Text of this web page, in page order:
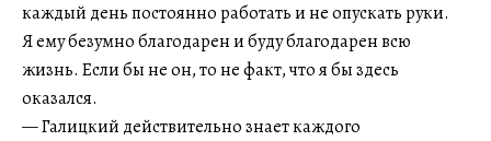
каждый день постоянно работать и не опускать руки.
Я ему безумно благодарен и буду благодарен всю
жизнь. Если бы не он, то не факт, что я бы здесь
оказался.
— Галицкий действительно знает каждого